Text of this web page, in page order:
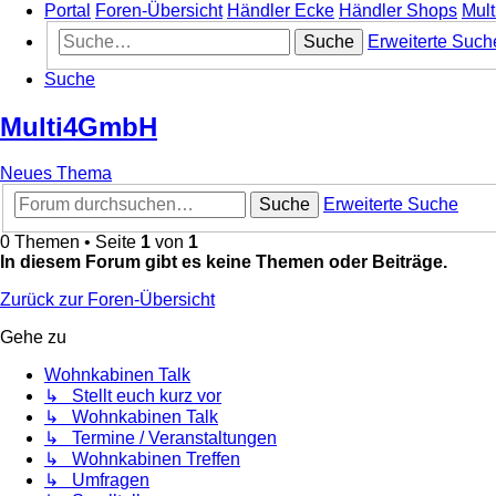
Portal
Foren-Übersicht Händler Ecke Händler Shops
Suche
Erweiterte
Suche
Multi4GmbH
Neues Thema
Suche
Erweiterte Suche
0 Themen • Seite 1 von 1
In diesem Forum gibt es keine Themen oder Beiträge.
Zurück zur Foren-Übersicht
Gehe zu
Wohnkabinen Talk
↳ Stellt euch kurz vor
↳ Wohnkabinen Talk
↳ Termine / Veranstaltungen
↳ Wohnkabinen Treffen
↳ Umfragen